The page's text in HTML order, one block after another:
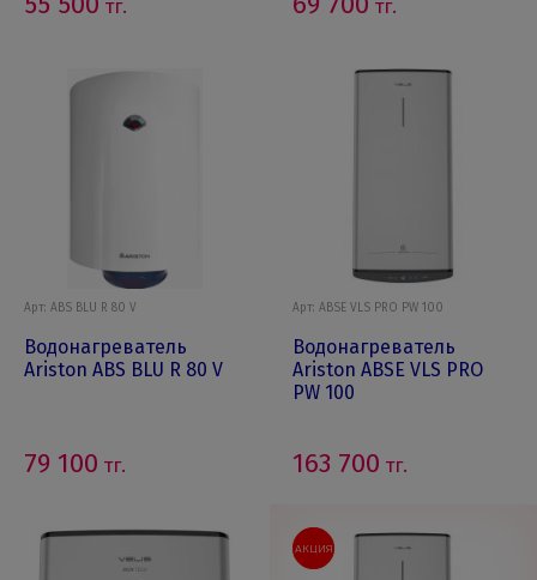
тг. тг.
Арт: ABS BLU R 80 V
Водонагреватель
Ariston ABS BLU R 80 V
79 100 тг.
Арт: ABSE VLS PRO PW 100
Водонагреватель
Ariston ABSE VLS PRO
PW 100
163 700 тг.
АКЦИЯ